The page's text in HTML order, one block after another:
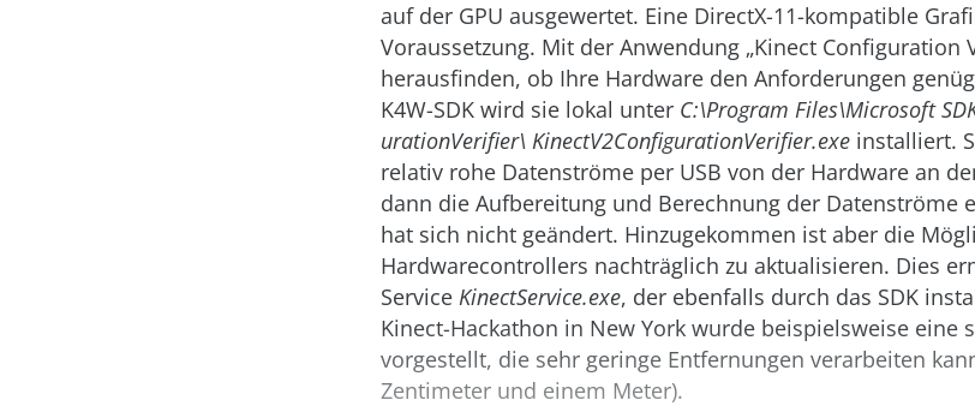
auf der GPU ausgewertet. Eine DirectX-11-kompatible
Voraussetzung. Mit der Anwendung „Kinect Configuration
herausfinden, ob Ihre Hardware den Anforderungen
K4W-SDK wird sie lokal unter C:\Program Files\Microsoft
urationVerifier\ KinectV2ConfigurationVerifier.exe installiert.
relativ rohe Datenströme per USB von der Hardware an
dann die Aufbereitung und Berechnung der Datenströme
hat sich nicht geändert. Hinzugekommen ist aber die
Hardwarecontrollers nachträglich zu aktualisieren. Dies
Service KinectService.exe, der ebenfalls durch das SDK
Kinect-Hackathon in New York wurde beispielsweise eine
vorgestellt, die sehr geringe Entfernungen verarbeiten
Zentimeter und einem Meter).